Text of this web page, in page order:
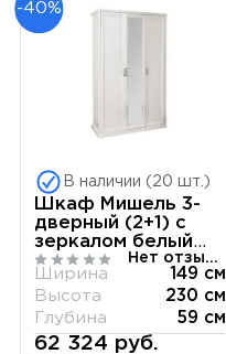
-40%
В наличии (20 шт.)
Шкаф Мишель 3-
дверный (2+1) с
зеркалом белый
матовый
Нет отзывов
Ширина
149 см
Высота
230 см
Глубина
59 см
62 324 руб.